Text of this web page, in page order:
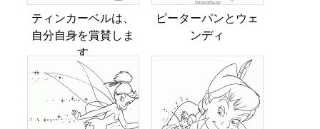
ティンカーベルは、
自分自身を賞賛しま
す
ピーターパンとウェ
ンディ